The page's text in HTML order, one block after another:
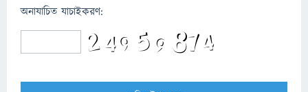
অনাযাচিত যাচাইকরণ: